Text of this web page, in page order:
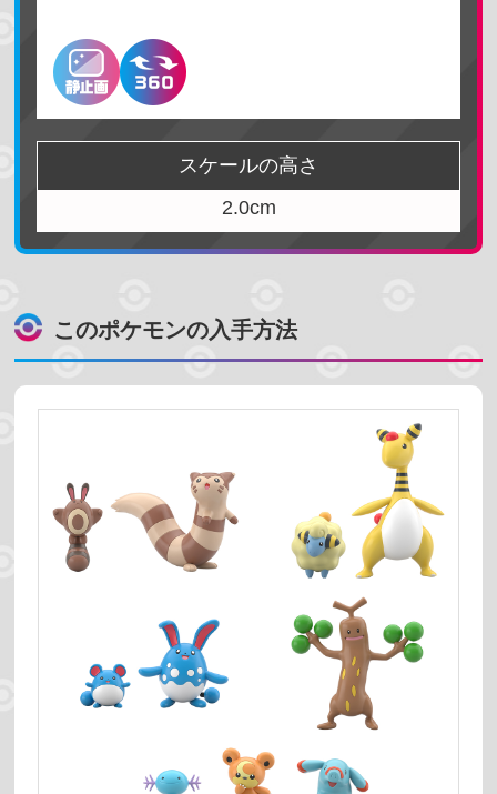
ホウエン地方
カロス地方 アローラ地方
パルデア地方
ヒスイ地方
プレミアムバンダイ ポケモンセンター
コンビニ スーパーマーケット
絞り込む
発売時期
スケールの高さ
2.0cm
このポケモンの入手方法